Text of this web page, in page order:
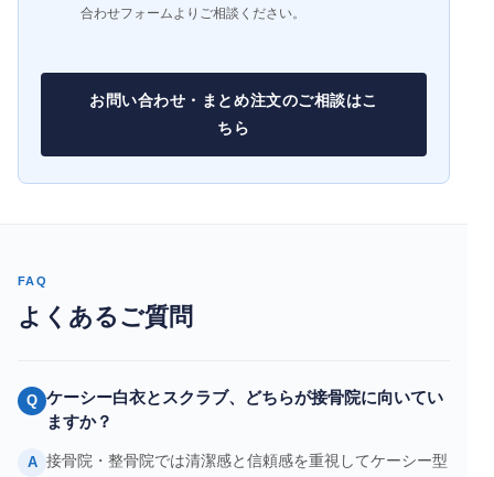
合わせフォームよりご相談ください。
お問い合わせ・まとめ注文のご相談はこ
ちら
FAQ
よくあるご質問
Q ケーシー白衣とスクラブ、どちらが接骨院に向いてい
ますか？
A 接骨院・整骨院では清潔感と信頼感を重視してケーシー型